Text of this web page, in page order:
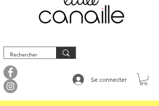
Se connecter